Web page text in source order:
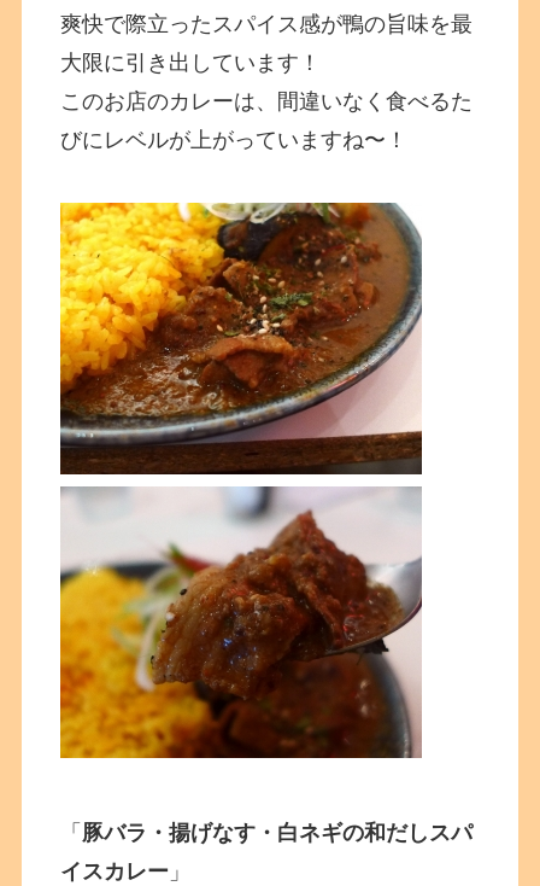
爽快で際立ったスパイス感が鴨の旨味を最
大限に引き出しています！
このお店のカレーは、間違いなく食べるた
びにレベルが上がっていますね〜！
「 豚バラ・揚げなす・白ネギの和だしスパ
イスカレー 」